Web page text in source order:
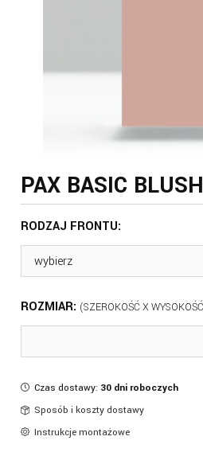
PAX BASIC BLUSH
RODZAJ FRONTU:
ROZMIAR:
Czas dostawy: 30 dni roboczych
Sposób i koszty dostawy
Instrukcje montażowe